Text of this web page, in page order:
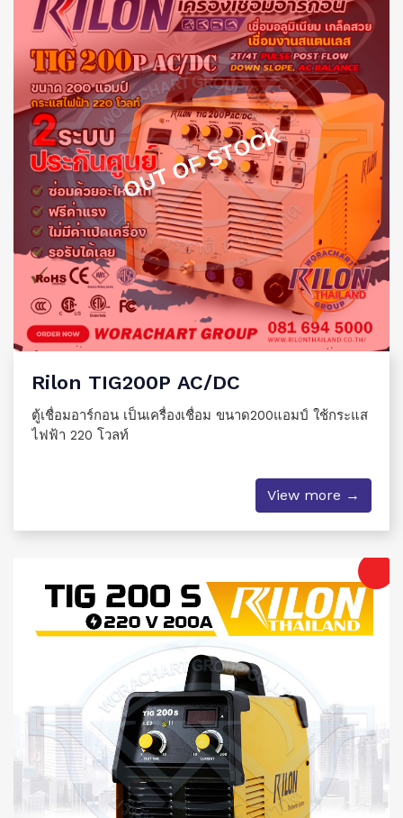
OUT OF STOCK
Rilon TIG200P AC/DC
ตู้เชื่อมอาร์กอน เป็นเครื่องเชื่อม ขนาด200แอมป์ ใช้กระแส
ไฟฟ้า 220 โวลท์
View more →